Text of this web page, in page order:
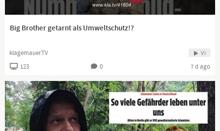
Big Brother getarnt als Umweltschutz!?
klagemauerTV Vi
123 0 7 d ago